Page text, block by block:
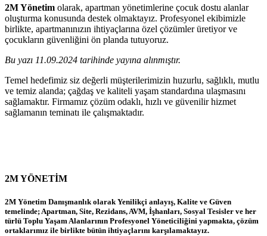
2M Yönetim olarak, apartman yönetimlerine çocuk dostu alanlar
oluşturma konusunda destek olmaktayız. Profesyonel ekibimizle
birlikte, apartmanınızın ihtiyaçlarına özel çözümler üretiyor ve
çocukların güvenliğini ön planda tutuyoruz.
Bu yazı 11.09.2024 tarihinde yayına alınmıştır.
Temel hedefimiz siz değerli müşterilerimizin huzurlu, sağlıklı, mutlu
ve temiz alanda; çağdaş ve kaliteli yaşam standardına ulaşmasını
sağlamaktır. Firmamız çözüm odaklı, hızlı ve güvenilir hizmet
sağlamanın teminatı ile çalışmaktadır.
2M YÖNETİM
2M Yönetim Danışmanlık olarak Yenilikçi anlayış, Kalite ve Güven
temelinde; Apartman, Site, Rezidans, AVM, İşhanları, Sosyal Tesisler ve her
türlü Toplu Yaşam Alanlarının Profesyonel Yöneticiliğini yapmakta, çözüm
ortaklarımız ile birlikte bütün ihtiyaçlarını karşılamaktayız.